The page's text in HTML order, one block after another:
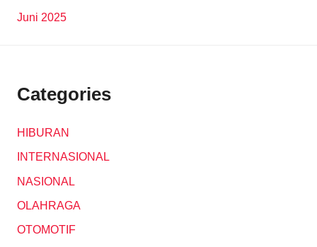
Juni 2025
Categories
HIBURAN
INTERNASIONAL
NASIONAL
OLAHRAGA
OTOMOTIF